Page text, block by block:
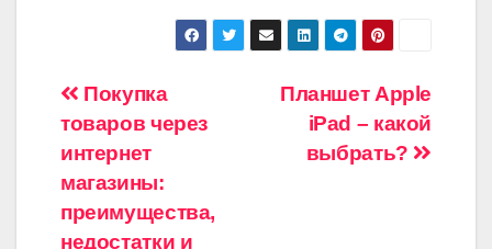
Навигация
по
записям
Планшет Apple
iPad – какой
выбрать?
Покупка
товаров через
интернет
магазины:
преимущества,
недостатки и